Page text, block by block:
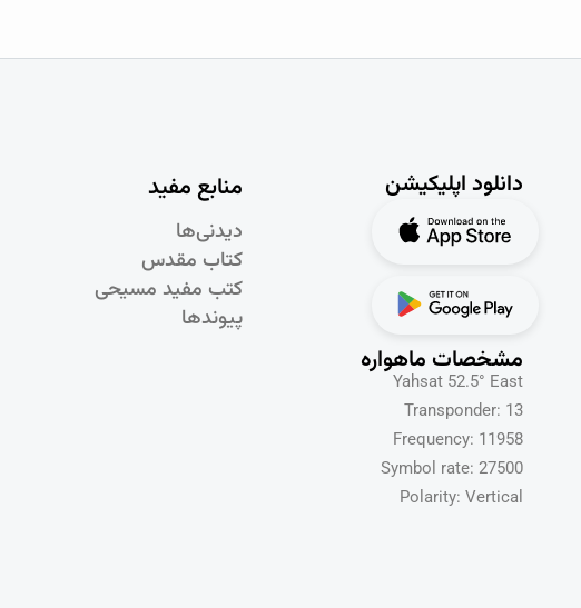
منابع مفید
دیدنی‌ها
کتاب مقدس
کتب مفید مسیحی
پیوندها
دانلود اپلیکیشن
مشخصات ماهواره
Yahsat 52.5° East
Transponder: 13
Frequency: 11958
Symbol rate: 27500
Polarity: Vertical